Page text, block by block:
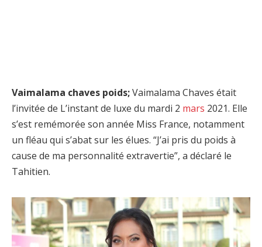
Vaimalama chaves poids;Vaimalama Chaves était
l’invitée de L’instant de luxe du mardi 2 mars 2021. Elle
s’est remémorée son année Miss France, notamment
un fléau qui s’abat sur les élues. “J’ai pris du poids à
cause de ma personnalité extravertie”, a déclaré le
Tahitien.